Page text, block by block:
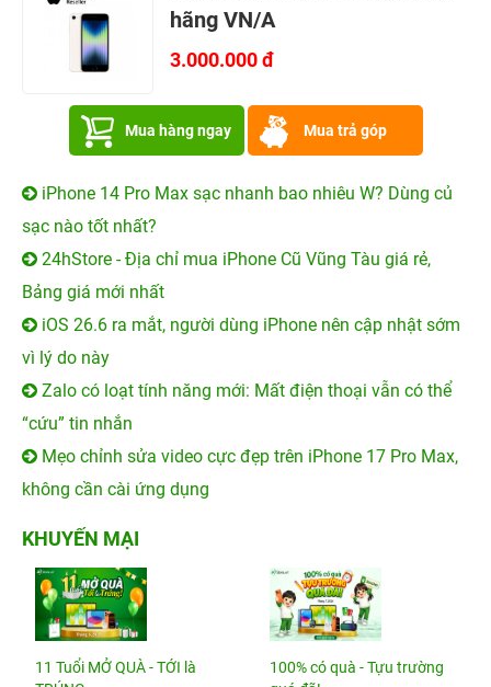
hãng VN/A
3.000.000 đ
Mua hàng ngay Mua trả góp
iPhone 14 Pro Max sạc nhanh bao nhiêu W? Dùng củ
sạc nào tốt nhất?
24hStore - Địa chỉ mua iPhone Cũ Vũng Tàu giá rẻ,
Bảng giá mới nhất
iOS 26.6 ra mắt, người dùng iPhone nên cập nhật sớm
vì lý do này
Zalo có loạt tính năng mới: Mất điện thoại vẫn có thể
“cứu” tin nhắn
Mẹo chỉnh sửa video cực đẹp trên iPhone 17 Pro Max,
không cần cài ứng dụng
KHUYẾN MẠI
11 Tuổi MỞ QUÀ - TỚI là
100% có quà - Tựu trường